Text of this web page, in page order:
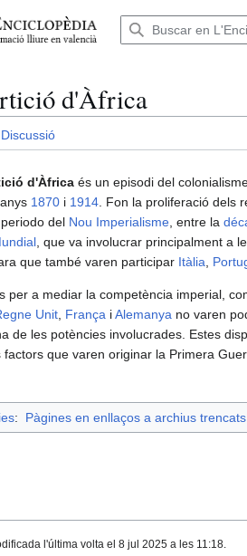
d'Àfrica
Discussió
d'Àfrica és un episodi del
1870 i 1914 . Fon la proliferació dels
del Nou Imperialisme , entre la
, que va involucrar principalment a
que també varen participar Itàlia
per a mediar la competència imperial,
Unit França iAlemanya no varen
de les potències involucrades. Estes
factors que varen originar la Primera
: Pàgines en enllaços a archius trencats
l'última volta el 8 jul 2025 a les 11:18.